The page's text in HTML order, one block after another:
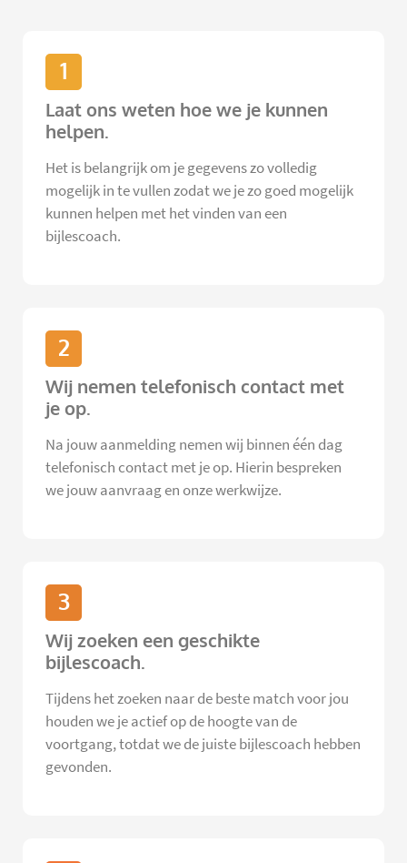
1
Laat ons weten hoe we je kunnen
helpen.
Het is belangrijk om je gegevens zo volledig
mogelijk in te vullen zodat we je zo goed mogelijk
kunnen helpen met het vinden van een
bijlescoach.
2
Wij nemen telefonisch contact met
je op.
Na jouw aanmelding nemen wij binnen één dag
telefonisch contact met je op. Hierin bespreken
we jouw aanvraag en onze werkwijze.
3
Wij zoeken een geschikte
bijlescoach.
Tijdens het zoeken naar de beste match voor jou
houden we je actief op de hoogte van de
voortgang, totdat we de juiste bijlescoach hebben
gevonden.